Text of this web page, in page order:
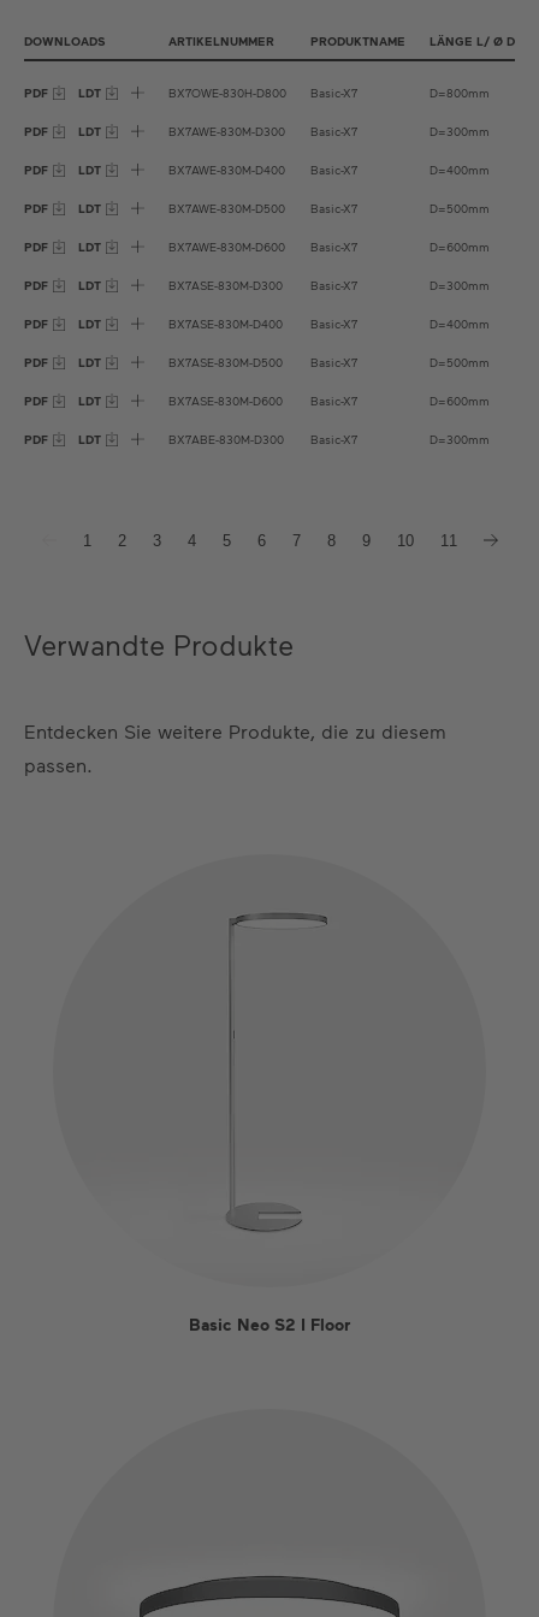
Satin Copper
Satin Bronze
DOWNLOADS ARTIKELNUMMER PRODUKTNAME LÄNGE L/ Ø D
PDF LDT BX7OWE-830H-D800 Basic-X7 D=800mm
PDF LDT BX7AWE-830M-D300 Basic-X7 D=300mm
PDF LDT BX7AWE-830M-D400 Basic-X7 D=400mm
PDF LDT BX7AWE-830M-D500 Basic-X7 D=500mm
PDF LDT BX7AWE-830M-D600 Basic-X7 D=600mm
PDF LDT BX7ASE-830M-D300 Basic-X7 D=300mm
PDF LDT BX7ASE-830M-D400 Basic-X7 D=400mm
PDF LDT BX7ASE-830M-D500 Basic-X7 D=500mm
PDF LDT BX7ASE-830M-D600 Basic-X7 D=600mm
PDF LDT BX7ABE-830M-D300 Basic-X7 D=300mm
1 2 3 4 5 6 7 8 9 10 11
Verwandte Produkte
Entdecken Sie weitere Produkte, die zu diesem
passen.
Basic Neo S2 I Floor